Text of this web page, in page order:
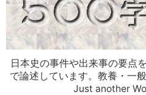
日本史の事件や出来事の要点
で論述しています。教養・一
Just another